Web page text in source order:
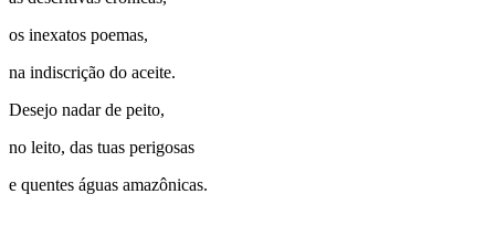
os inexatos poemas,
na indiscrição do aceite.
Desejo nadar de peito,
no leito, das tuas perigosas
e quentes águas amazônicas.